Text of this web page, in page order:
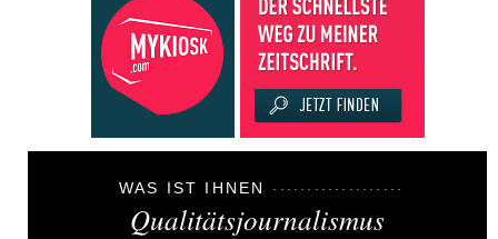
WAS IST IHNEN
Qualitätsjournalismus